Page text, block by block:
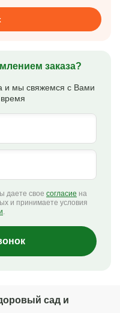
заказа?
и мы свяжемся с Вами
даете свое согласие на
и принимаете условия
.
сад и